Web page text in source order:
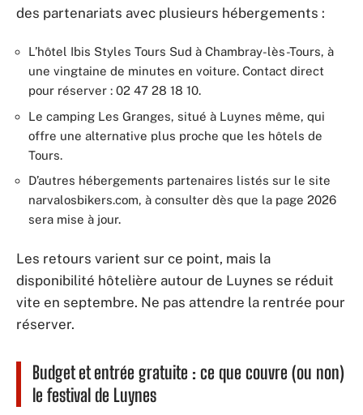
des partenariats avec plusieurs hébergements :
L’hôtel Ibis Styles Tours Sud à Chambray-lès-Tours, à
une vingtaine de minutes en voiture. Contact direct
pour réserver : 02 47 28 18 10.
Le camping Les Granges, situé à Luynes même, qui
offre une alternative plus proche que les hôtels de
Tours.
D’autres hébergements partenaires listés sur le site
narvalosbikers.com, à consulter dès que la page 2026
sera mise à jour.
Les retours varient sur ce point, mais la
disponibilité hôtelière autour de Luynes se réduit
vite en septembre. Ne pas attendre la rentrée pour
réserver.
Budget et entrée gratuite : ce que couvre (ou non)
le festival de Luynes